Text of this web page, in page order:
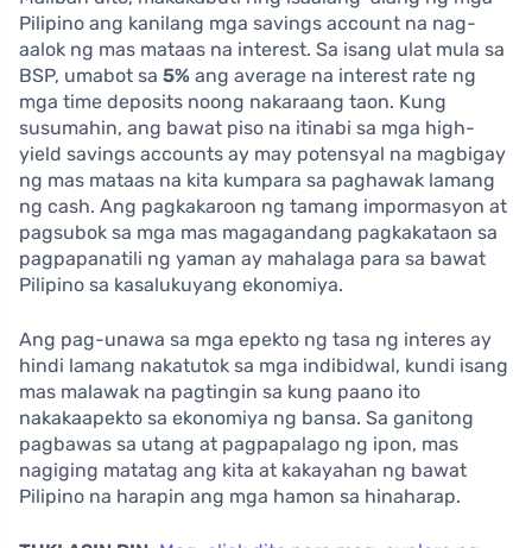
Pilipino ang kanilang mga savings account na nag-
aalok ng mas mataas na interest. Sa isang ulat mula sa
BSP, umabot sa 5% ang average na interest rate ng
mga time deposits noong nakaraang taon. Kung
susumahin, ang bawat piso na itinabi sa mga high-
yield savings accounts ay may potensyal na magbigay
ng mas mataas na kita kumpara sa paghawak lamang
ng cash. Ang pagkakaroon ng tamang impormasyon at
pagsubok sa mga mas magagandang pagkakataon sa
pagpapanatili ng yaman ay mahalaga para sa bawat
Pilipino sa kasalukuyang ekonomiya.
Ang pag-unawa sa mga epekto ng tasa ng interes ay
hindi lamang nakatutok sa mga indibidwal, kundi isang
mas malawak na pagtingin sa kung paano ito
nakakaapekto sa ekonomiya ng bansa. Sa ganitong
pagbawas sa utang at pagpapalago ng ipon, mas
nagiging matatag ang kita at kakayahan ng bawat
Pilipino na harapin ang mga hamon sa hinaharap.